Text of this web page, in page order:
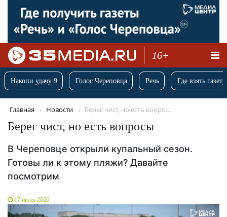
16+
Накопи удачу 9 Голос Череповца Речь Где взять
Главная Новости Берег чист, но есть вопро...
Берег чист, но есть вопросы
В Череповце открыли купальный сезон.
Готовы ли к этому пляжи? Давайте
посмотрим
17 июня 2026